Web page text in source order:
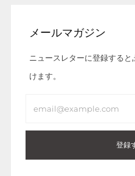
メールマガジン
ニュースレターに登録する
けます。
登録